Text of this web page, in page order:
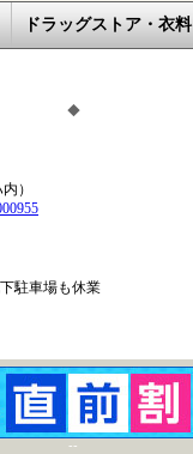
ドラッグストア・衣料
◆
--